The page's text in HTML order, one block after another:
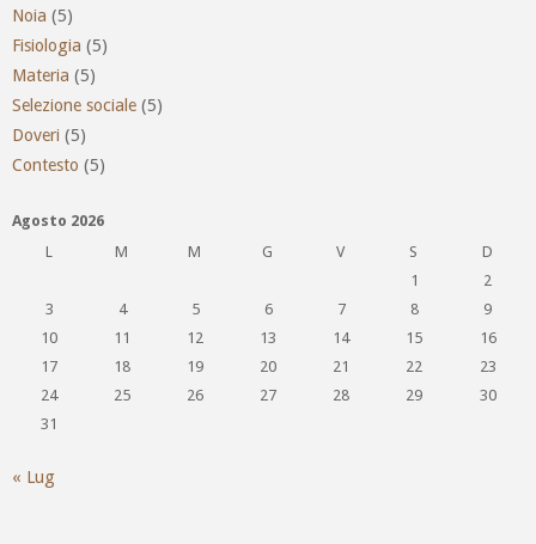
Noia (5)
Fisiologia (5)
Materia (5)
Selezione sociale (5)
Doveri (5)
Contesto (5)
Agosto 2026
L
M M G V S
D
1
2
3
4 5 6 7 8
9
10
11 12 13 14 15
16
17
18 19 20 21 22
23
24
25 26 27 28 29
30
31
« Lug